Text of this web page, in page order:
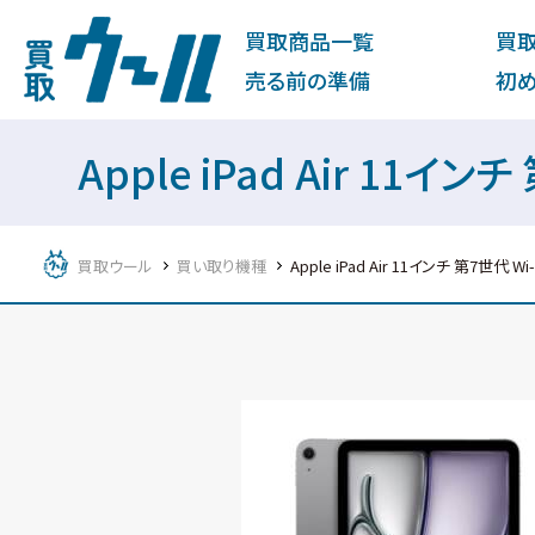
買取商品一覧
買
売る前の準備
初
Apple iPad Air 11イン
買取ウール 買い取り機種 Apple iPad Air 11インチ 第7世代